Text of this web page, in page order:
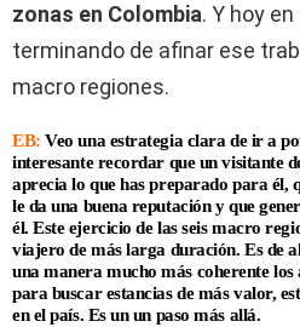
zonas en Colombia. Y hoy
terminando de afinar ese
macro regiones.
EB: Veo una estrategia clara de ir a
interesante recordar que un visitante
aprecia lo que has preparado para él,
le da una buena reputación y que
él. Este ejercicio de las seis macro
viajero de más larga duración. Es de
una manera mucho más coherente
para buscar estancias de más valor,
en el país. Es un un paso más allá.